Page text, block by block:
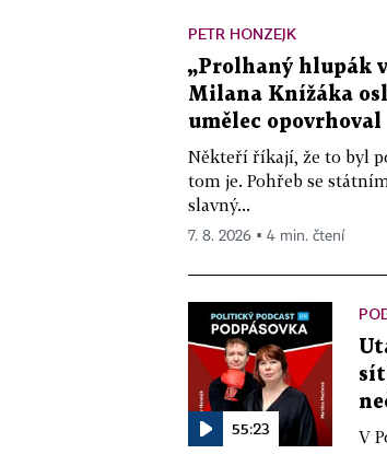
PETR HONZEJK
„Prolhaný hlupák
Milana Knížáka
umělec opovrhoval
Někteří říkají, že to byl
tom je. Pohřeb se
slavný...
7. 8. 2026 ▪ 4 min. čtení
55:23
V